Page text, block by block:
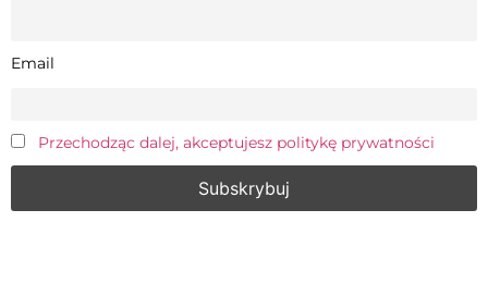
Email
Przechodząc dalej, akceptujesz politykę prywatności